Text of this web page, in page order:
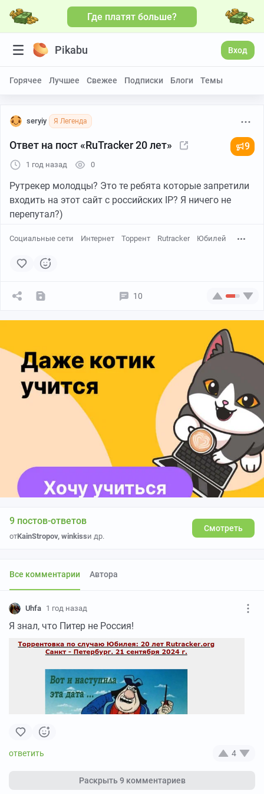
Где платят больше?
Pikabu Вход
Горячее Лучшее Свежее Подписки Блоги Темы
seryiy Я Легенда
Ответ на пост «RuTraсker 20 лет» 9
1 год назад 0
Рутрекер молодцы? Это те ребята которые запретили
входить на этот сайт с российских IP? Я ничего не
перепутал?)
Социальные сети Интернет Торрент Rutracker Юбилей
10
9 постов-ответов
отKainStropov, winkissи др.
Смотреть
Все комментарии Автора
Uhfa 1 год назад
Я знал, что Питер не Россия!
4
Раскрыть9 комментариев